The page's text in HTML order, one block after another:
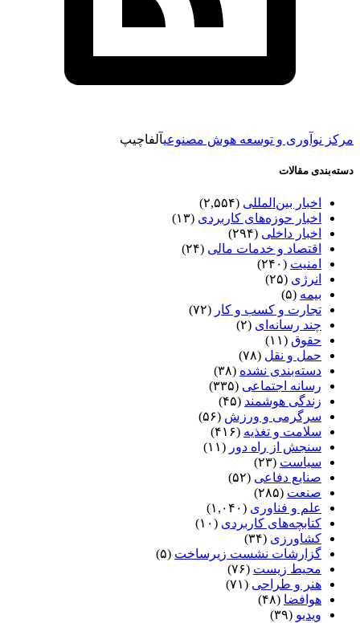
مرکز نوآوری و توسعه هوش مصنوعیآلفاچیپ
دسته‌بندی مقالات
اخبار بین‌المللی (۲,۵۵۴)
اخبار حوزه‌های کاربردی (۱۳)
اخبار داخلی (۲۹۴)
اقتصاد و خدمات مالی (۲۴)
امنیت (۲۴۰)
انرژی (۲۵)
بیمه (۵)
تجارت و کسب و کار (۷۲)
چند رسانه‌ای (۲)
حقوق (۱۱)
حمل و نقل (۷۸)
دسته‌بندی نشده (۳۸)
رسانه اجتماعی (۳۳۵)
زندگی هوشمند (۴۵)
سرگرمی و ورزش (۵۶)
سلامت و تغذیه (۴۱۶)
سنجش از راه دور (۱۱)
سیاست (۲۳)
صنایع دفاعی (۵۲)
صنعت (۲۸۵)
علم و فناوری (۱,۰۴۰)
کتابچه‌های کاربردی (۱۰)
کشاورزی (۳۴)
گزارشات نشست زیرساخت (۵)
محیط زیست (۷۶)
هنر و طراحی (۷۱)
هوافضا (۴۸)
ویدیو (۳۹)